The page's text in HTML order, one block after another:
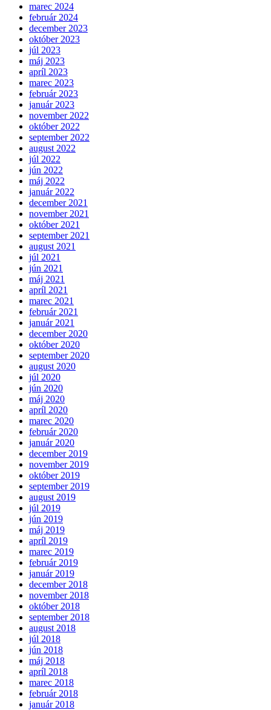
marec 2024
február 2024
december 2023
október 2023
júl 2023
máj 2023
apríl 2023
marec 2023
február 2023
január 2023
november 2022
október 2022
september 2022
august 2022
júl 2022
jún 2022
máj 2022
január 2022
december 2021
november 2021
október 2021
september 2021
august 2021
júl 2021
jún 2021
máj 2021
apríl 2021
marec 2021
február 2021
január 2021
december 2020
október 2020
september 2020
august 2020
júl 2020
jún 2020
máj 2020
apríl 2020
marec 2020
február 2020
január 2020
december 2019
november 2019
október 2019
september 2019
august 2019
júl 2019
jún 2019
máj 2019
apríl 2019
marec 2019
február 2019
január 2019
december 2018
november 2018
október 2018
september 2018
august 2018
júl 2018
jún 2018
máj 2018
apríl 2018
marec 2018
február 2018
január 2018